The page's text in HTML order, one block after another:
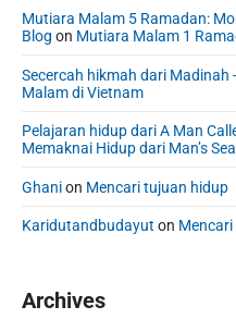
I
n
o
e
i
2
2
Mutiara Malam 5 Ramadan:
Blog on Mutiara Malam 1
Secercah hikmah dari Madinah
Malam di Vietnam
Pelajaran hidup dari A Man
Memaknai Hidup dari Man’s
Ghanion Mencari tujuan hidup
Karidutandbudayut on
Archives